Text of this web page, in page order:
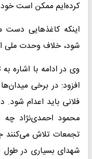
کرده‌ایم ممکن است
اینکه کاغذهایی دست
شود، خلاف وحدت
وی در ادامه با اشاره
افزود: در برخی
فلانی باید اعدام
محمود احمدی‌نژاد چه
تجمعات تلاش می‌کنند
شهدای بسیاری در طول